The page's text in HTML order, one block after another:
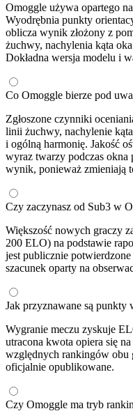
Omoggle używa opartego
Wyodrębnia punkty
oblicza wynik złożony z
żuchwy, nachylenia kąta
Dokładna wersja modelu i
Co Omoggle bierze pod
Zgłoszone czynniki
linii żuchwy, nachylenie
i ogólną harmonię. Jakość
wyraz twarzy podczas
wynik, ponieważ zmieniają
Czy zaczynasz od Sub3 w
Większość nowych graczy
200 ELO) na podstawie
jest publicznie
szacunek oparty na
Jak przyznawane są punkty
Wygranie meczu zyskuje
utracona kwota opiera się
względnych rankingów obu
oficjalnie opublikowane.
Czy Omoggle ma tryb